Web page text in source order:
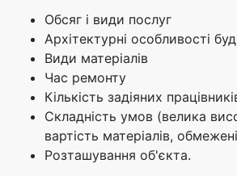
Обсяг і види послуг
Архітектурні особливості
Види матеріалів
Час ремонту
Кількість задіяних
Складність умов (велика
вартість матеріалів,
Розташування об'єкта.